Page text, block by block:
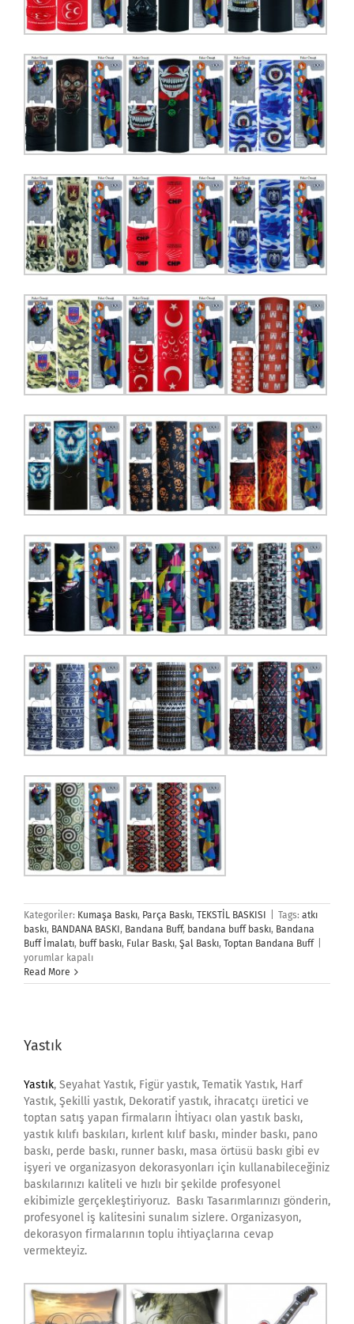
Kategoriler: Kumaşa Baskı, Parça Baskı, TEKSTİL BASKISI Tags: atkı
baskı, BANDANA BASKI , Bandana Buff, bandana buff baskı, Bandana
Buff İmalatı, buff baskı, Fular Baskı, Şal Baskı, Toptan Bandana Buff
yorumlar kapalı
Read More
Yastık
Yastık, Seyahat Yastık, Figür yastık, Tematik Yastık, Harf
Yastık, Şekilli yastık, Dekoratif yastık, ihracatçı üretici ve
toptan satış yapan firmaların İhtiyacı olan yastık baskı,
yastık kılıfı baskıları, kırlent kılıf baskı, minder baskı, pano
baskı, perde baskı, runner baskı, masa örtüsü baskı gibi ev
işyeri ve organizasyon dekorasyonları için kullanabileceğiniz
baskılarınızı kaliteli ve hızlı bir şekilde profesyonel
ekibimizle gerçekleştiriyoruz. Baskı Tasarımlarınızı gönderin,
profesyonel iş kalitesini sunalım sizlere. Organizasyon,
dekorasyon firmalarının toplu ihtiyaçlarına cevap
vermekteyiz.